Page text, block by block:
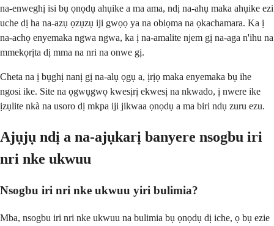
na-enweghị isi bụ ọnọdụ ahụike a ma ama, ndị na-ahụ maka ahụike ezi
uche dị ha na-azụ ọzụzụ iji gwọọ ya na obiọma na ọkachamara. Ka ị
na-achọ enyemaka ngwa ngwa, ka ị na-amalite njem gị na-aga n'ihu na
mmekọrịta dị mma na nri na onwe gị.
Cheta na ị bụghị nanị gị na-alụ ọgụ a, ịrịọ maka enyemaka bụ ihe
ngosi ike. Site na ọgwụgwọ kwesịrị ekwesị na nkwado, ị nwere ike
ịzụlite nkà na usoro dị mkpa iji jikwaa ọnọdụ a ma biri ndụ zuru ezu.
Ajụjụ ndị a na-ajụkarị banyere nsogbu iri
nri nke ukwuu
Nsogbu iri nri nke ukwuu yiri bulimia?
Mba, nsogbu iri nri nke ukwuu na bulimia bụ ọnọdụ dị iche, ọ bụ ezie